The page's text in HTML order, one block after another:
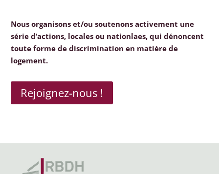
Nous organisons et/ou soutenons activement une
série d’actions, locales ou nationlaes, qui dénoncent
toute forme de discrimination en matière de
logement.
Rejoignez-nous !